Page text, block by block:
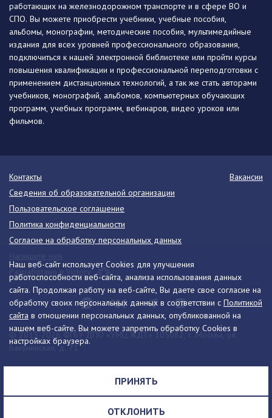
Наш веб-сайт использует Cookies для улучшения
работоспособности веб-сайта, анализа использования данных
сайта. Продолжая работу на веб-сайте, Вы даете свое согласие на
обработку своих персональных данных в соответствии с Политикой
сайта в отношении персональных данных, опубликованной на
нашем веб-сайте. Вы можете запретить обработку Cookies в
настройках браузера.
ПРИНЯТЬ
ОТКЛОНИТЬ
работающих на железнодорожном транспорте и в сфере ВО и
СПО. Вы можете приобрести учебники, учебные пособия,
альбомы, монографии, методические пособия, мультимедийные
издания для всех уровней профессионального образования,
подключиться к нашей электронной библиотеке или пройти курсы
повышения квалификации и профессиональной переподготовки с
применением дистанционных технологий, а так же стать авторами
учебников, монографий, альбомов, компьютерных обучающих
программ, учебных программ, вебинаров, видео уроков или
фильмов.
© 2013-2026 ФГБУ ДПО «УМЦ ЖДТ» 105082, г. Москва, ул.
Бакунинская, д. 71
Телефон:8 (495) 739-00-30 info@umczdt.ru
схема проезда
Контакты
Вакансии
Сведения об образовательной организации
Пользовательское соглашение
Политика конфиденциальности
Согласие на обработку персональных данных
Разработано в Victory